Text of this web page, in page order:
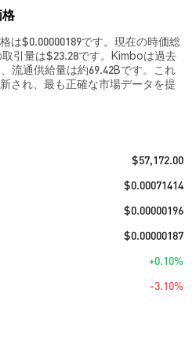
は$0.00000189です。現在の時価総
引量は$23.28です。Kimboは過去
流通供給量は約69.42Bです。これ
され、最も正確な市場データを提
$57,172.00
$0.00071414
$0.00000196
$0.00000187
+0.10%
-3.10%